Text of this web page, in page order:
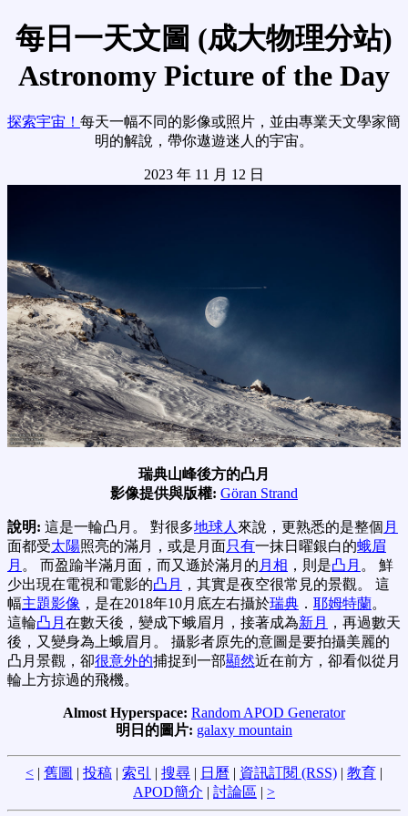
每日一天文圖 (成大物理分站)
Astronomy Picture of the Day
探索宇宙！ 每天一幅不同的影像或照片，並由專業天文學家簡
明的解說，帶你遨遊迷人的宇宙。
2023 年 11 月 12 日
瑞典山峰後方的凸月
影像提供與版權: Göran Strand
說明: 這是一輪凸月。 對很多地球人 來說，更熟悉的是整個 月
面都受太陽照亮的滿月，或是月面只有一抹日曜銀白的蛾眉
月 。 而盈踰半滿月面，而又遜於滿月的 月相 ，則是凸月 。 鮮
少出現在電視和電影的凸月
，其實是夜空很常見的景觀。 這
幅主題影像 ，是在2018年10月底左右攝於瑞典 ． 耶姆特蘭。
這輪凸月 在數天後，變成下蛾眉月，接著成為新月
，再過數天
後，又變身為上蛾眉月。 攝影者原先的意圖是要拍攝美麗的
凸月景觀，卻很意外的捕捉到一部顯然近在前方，卻看似從月
輪上方掠過的飛機。
Almost Hyperspace: Random APOD Generator
明日的圖片: galaxy mountain
< | 舊圖 | 投稿 | 索引 | 搜尋 | 日曆 | 資訊訂閱 (RSS) | 教育 |
APOD簡介 | 討論區 | >